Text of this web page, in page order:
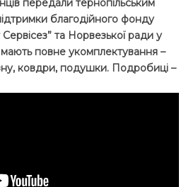
передали тернопільським
благодійного фонду
та Норвезької ради у
мають повне укомплектування –
ковдри, подушки. Подробиці –